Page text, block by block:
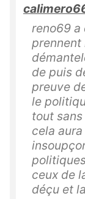
reno69
de puis
preuve
le
tout
cela
ceux de
déçu et